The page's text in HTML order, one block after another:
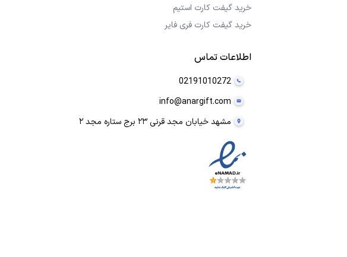
خرید گیفت کارت استیم
خرید گیفت کارت فری فایر
اطلاعات تماس
02191010272
info@anargift.com
مشهد خیابان مجد قرنی ۲۳ برج ستاره مجد ۲